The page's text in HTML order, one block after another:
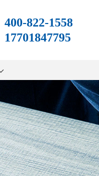
822-1558